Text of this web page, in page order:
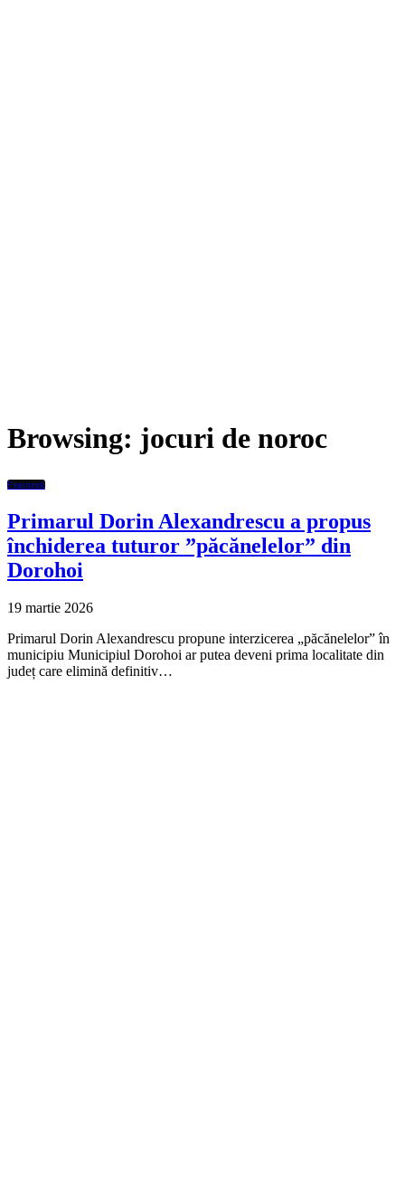
Browsing: jocuri de noroc
Featured
Primarul Dorin Alexandrescu a propus
închiderea tuturor ”păcănelelor” din
Dorohoi
19 martie 2026
Primarul Dorin Alexandrescu propune interzicerea „păcănelelor” în
municipiu Municipiul Dorohoi ar putea deveni prima localitate din
județ care elimină definitiv…